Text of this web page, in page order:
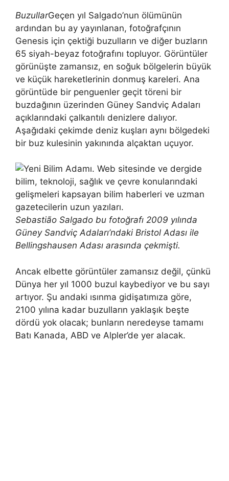
BuzullarGeçen yıl Salgado’nun ölümünün
ardından bu ay yayınlanan, fotoğrafçının
Genesis için çektiği buzulların ve diğer buzların
65 siyah-beyaz fotoğrafını topluyor. Görüntüler
görünüşte zamansız, en soğuk bölgelerin büyük
ve küçük hareketlerinin donmuş kareleri. Ana
görüntüde bir penguenler geçit töreni bir
buzdağının üzerinden Güney Sandviç Adaları
açıklarındaki çalkantılı denizlere dalıyor.
Aşağıdaki çekimde deniz kuşları aynı bölgedeki
bir buz kulesinin yakınında alçaktan uçuyor.
Sebastião Salgado bu fotoğrafı 2009 yılında
Güney Sandviç Adaları’ndaki Bristol Adası ile
Bellingshausen Adası arasında çekmişti.
Ancak elbette görüntüler zamansız değil, çünkü
Dünya her yıl 1000 buzul kaybediyor ve bu sayı
artıyor. Şu andaki ısınma gidişatımıza göre,
2100 yılına kadar buzulların yaklaşık beşte
dördü yok olacak; bunların neredeyse tamamı
Batı Kanada, ABD ve Alpler’de yer alacak.